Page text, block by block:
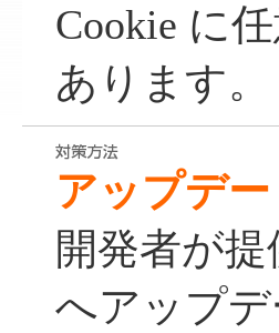
Cookie に
あります。
アップデ
開発者が
へアップ